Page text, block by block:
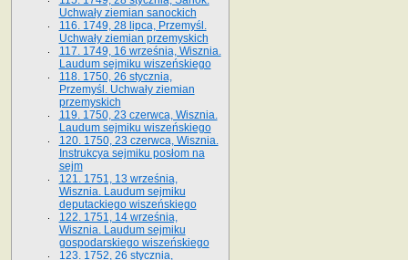
Uchwały ziemian sanockich
116. 1749, 28 lipca, Przemyśl.
Uchwały ziemian przemyskich
117. 1749, 16 września, Wisznia.
Laudum sejmiku wiszeńskiego
118. 1750, 26 stycznia,
Przemyśl. Uchwały ziemian
przemyskich
119. 1750, 23 czerwca, Wisznia.
Laudum sejmiku wiszeńskiego
120. 1750, 23 czerwca, Wisznia.
Instrukcya sejmiku posłom na
sejm
121. 1751, 13 września,
Wisznia. Laudum sejmiku
deputackiego wiszeńskiego
122. 1751, 14 września,
Wisznia. Laudum sejmiku
gospodarskiego wiszeńskiego
123. 1752, 26 stycznia,